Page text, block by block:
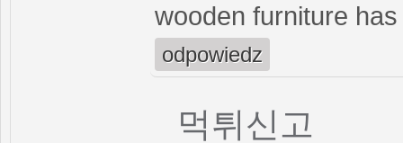
wooden furniture
odpowiedz
먹튀신고